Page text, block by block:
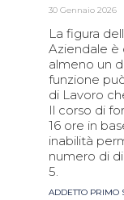
30 Gennaio 2026
La figura
Aziendale è
almeno un
funzione
di Lavoro
Il corso di
16 ore in
inabilità
numero di
5.
Tags
ADDETTO PRIMO